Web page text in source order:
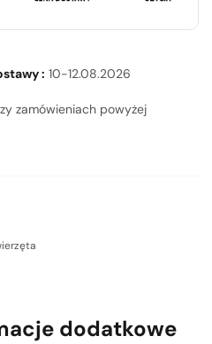
: 10-12.08.2026
zamówieniach powyżej
dodatkowe